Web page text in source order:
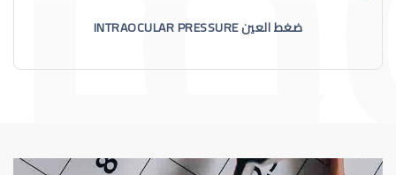
ضغط العين INTRAOCULAR PRESSURE